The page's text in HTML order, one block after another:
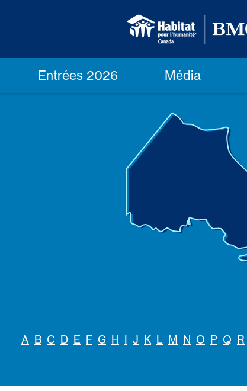
Entrées 2026 Média
A B C D E F G H I J K L M N O P Q R